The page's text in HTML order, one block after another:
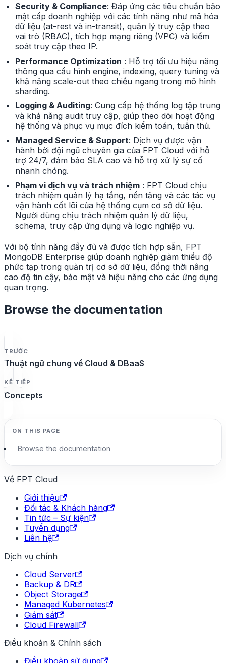
Security & Compliance: Đáp ứng các tiêu chuẩn bảo
mật cấp doanh nghiệp với các tính năng như mã hóa
dữ liệu (at-rest và in-transit), quản lý truy cập theo
vai trò (RBAC), tích hợp mạng riêng (VPC) và kiểm
soát truy cập theo IP.
Performance Optimization : Hỗ trợ tối ưu hiệu năng
thông qua cấu hình engine, indexing, query tuning và
khả năng scale-out theo chiều ngang trong mô hình
sharding.
Logging & Auditing: Cung cấp hệ thống log tập trung
và khả năng audit truy cập, giúp theo dõi hoạt động
hệ thống và phục vụ mục đích kiểm toán, tuân thủ.
Managed Service & Support: Dịch vụ được vận
hành bởi đội ngũ chuyên gia của FPT Cloud với hỗ
trợ 24/7, đảm bảo SLA cao và hỗ trợ xử lý sự cố
nhanh chóng.
Phạm vi dịch vụ và trách nhiệm: FPT Cloud chịu
trách nhiệm quản lý hạ tầng, nền tảng và các tác vụ
vận hành cốt lõi của hệ thống cụm cơ sở dữ liệu.
Người dùng chịu trách nhiệm quản lý dữ liệu,
schema, truy cập ứng dụng và logic nghiệp vụ.
Với bộ tính năng đầy đủ và được tích hợp sẵn, FPT
MongoDB Enterprise giúp doanh nghiệp giảm thiểu độ
phức tạp trong quản trị cơ sở dữ liệu, đồng thời nâng
cao độ tin cậy, bảo mật và hiệu năng cho các ứng dụng
quan trọng.
Browse the documentation
TRƯỚC
Thuật ngữ chung về Cloud & DBaaS
KẾ TIẾP
Concepts
Browse the documentation
Về FPT Cloud
Giới thiệu
Đối tác & Khách hàng
Tin tức – Sự kiện
Tuyển dụng
Liên hệ
Dịch vụ chính
Cloud Server
Backup & DR
Object Storage
Managed Kubernetes
Giám sát
Cloud Firewall
Điều khoản & Chính sách